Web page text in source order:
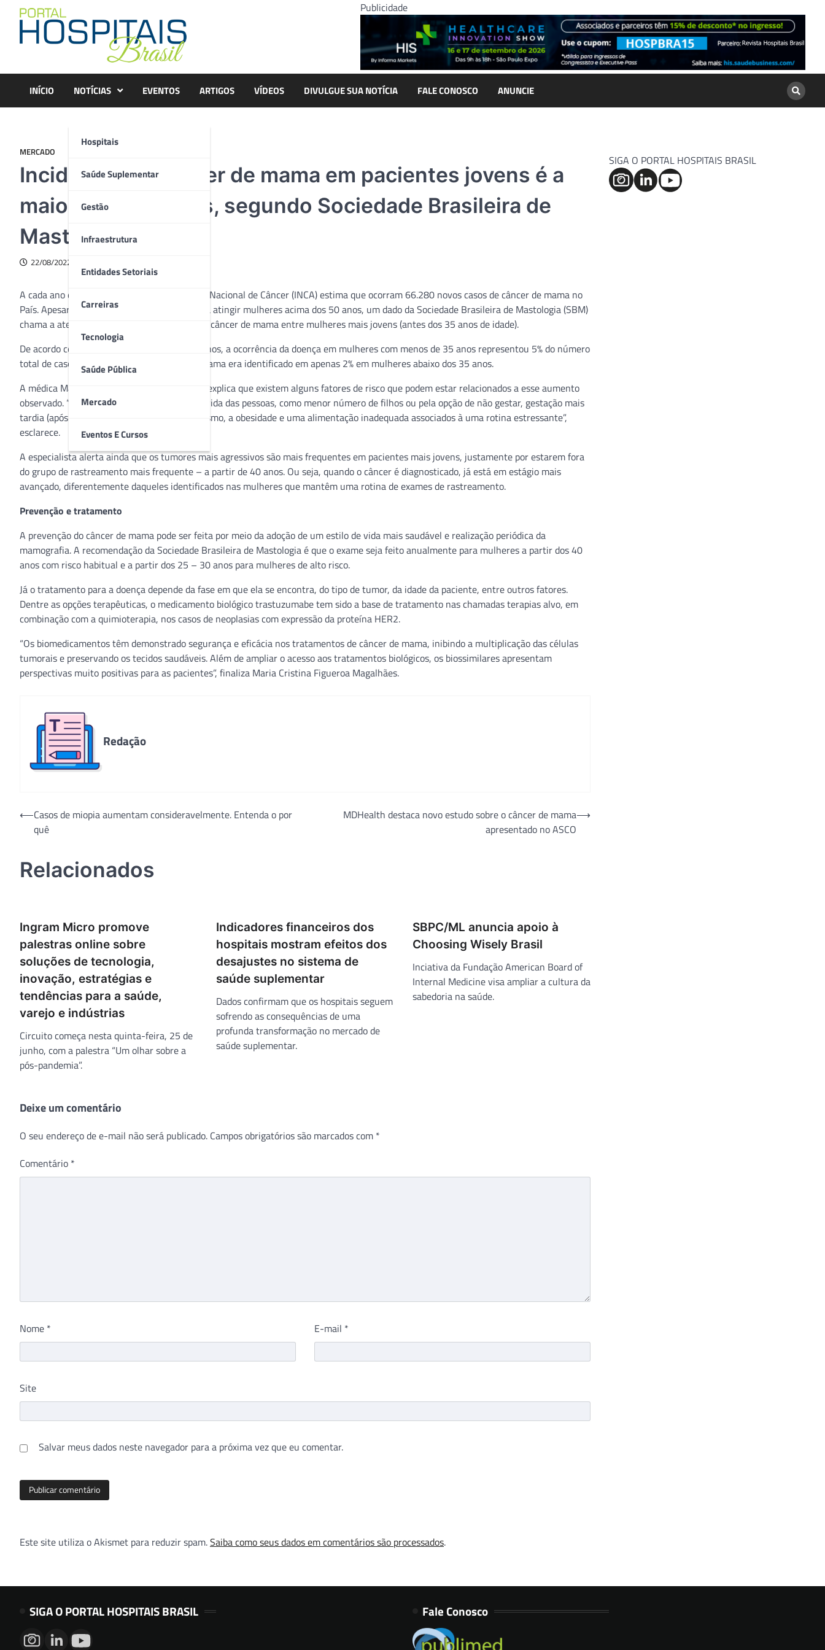
content
Publicidade
INÍCIO NOTÍCIAS
Hospitais
Saúde Suplementar
Gestão
Infraestrutura
Entidades Setoriais
Carreiras
Tecnologia
Saúde Pública
Mercado
Eventos E Cursos
EVENTOS ARTIGOS VÍDEOS DIVULGUE SUA NOTÍCIA FALE CONOSCO ANUNCIE
MERCADO
Incidência de câncer de mama em pacientes jovens é a
maior em dois anos, segundo Sociedade Brasileira de
Mastologia
22/08/2022
A cada ano do triênio 2020-2022, o Instituto Nacional de Câncer (INCA) estima que ocorram 66.280 novos casos de câncer de mama no
País. Apesar da maior probabilidade da doença atingir mulheres acima dos 50 anos, um dado da Sociedade Brasileira de Mastologia (SBM)
chama a atenção: o aumento da incidência de câncer de mama entre mulheres mais jovens (antes dos 35 anos de idade).
De acordo com a entidade, nos últimos dois anos, a ocorrência da doença em mulheres com menos de 35 anos representou 5% do número
total de casos. Historicamente, o câncer de mama era identificado em apenas 2% em mulheres abaixo dos 35 anos.
A médica Maria Cristina Figueroa Magalhães explica que existem alguns fatores de risco que podem estar relacionados a esse aumento
observado. “Eles têm relação com o estilo de vida das pessoas, como menor número de filhos ou pela opção de não gestar, gestação mais
tardia (após os 30 anos de idade), o sedentarismo, a obesidade e uma alimentação inadequada associados à uma rotina estressante”,
esclarece.
A especialista alerta ainda que os tumores mais agressivos são mais frequentes em pacientes mais jovens, justamente por estarem fora
do grupo de rastreamento mais frequente – a partir de 40 anos. Ou seja, quando o câncer é diagnosticado, já está em estágio mais
avançado, diferentemente daqueles identificados nas mulheres que mantêm uma rotina de exames de rastreamento.
Prevenção e tratamento
A prevenção do câncer de mama pode ser feita por meio da adoção de um estilo de vida mais saudável e realização periódica da
mamografia. A recomendação da Sociedade Brasileira de Mastologia é que o exame seja feito anualmente para mulheres a partir dos 40
anos com risco habitual e a partir dos 25 – 30 anos para mulheres de alto risco.
Já o tratamento para a doença depende da fase em que ela se encontra, do tipo de tumor, da idade da paciente, entre outros fatores.
Dentre as opções terapêuticas, o medicamento biológico trastuzumabe tem sido a base de tratamento nas chamadas terapias alvo, em
combinação com a quimioterapia, nos casos de neoplasias com expressão da proteína HER2.
“Os biomedicamentos têm demonstrado segurança e eficácia nos tratamentos de câncer de mama, inibindo a multiplicação das células
tumorais e preservando os tecidos saudáveis. Além de ampliar o acesso aos tratamentos biológicos, os biossimilares apresentam
perspectivas muito positivas para as pacientes”, finaliza Maria Cristina Figueroa Magalhães.
Redação
Navegação
⟵Casos de miopia aumentam consideravelmente. Entenda o por
quê
MDHealth destaca novo estudo sobre o câncer de mama
apresentado no ASCO
⟶
Relacionados
Ingram Micro promove
palestras online sobre
soluções de tecnologia,
inovação, estratégias e
tendências para a saúde,
varejo e indústrias
Circuito começa nesta quinta-feira, 25 de
junho, com a palestra “Um olhar sobre a
pós-pandemia”.
Indicadores financeiros dos
hospitais mostram efeitos dos
desajustes no sistema de
saúde suplementar
Dados confirmam que os hospitais seguem
sofrendo as consequências de uma
profunda transformação no mercado de
saúde suplementar.
SBPC/ML anuncia apoio à
Choosing Wisely Brasil
Inciativa da Fundação American Board of
Internal Medicine visa ampliar a cultura da
sabedoria na saúde.
Deixe um comentário
O seu endereço de e-mail não será publicado. Campos obrigatórios são marcados com *
Comentário *
Nome * E-mail *
Site
Salvar meus dados neste navegador para a próxima vez que eu comentar.
Este site utiliza o Akismet para reduzir spam.Saiba como seus dados em comentários são processados.
SIGA O PORTAL HOSPITAIS BRASIL
SIGA O PORTAL HOSPITAIS BRASIL Fale Conosco